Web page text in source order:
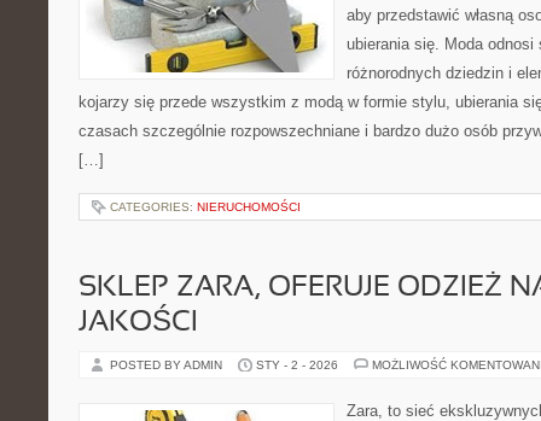
aby przedstawić własną
ubierania się. Moda odnosi
różnorodnych dziedzin i
kojarzy się przede wszystkim z modą w formie stylu, ubierania
czasach szczególnie rozpowszechniane i bardzo dużo osób
[…]
CATEGORIES: NIERUCHOMOŚCI
SKLEP ZARA, OFERUJE ODZIEŻ
JAKOŚCI
POSTED BY ADMIN STY - 2 - 2026 MOŻLIWOŚĆ
Zara, to sieć